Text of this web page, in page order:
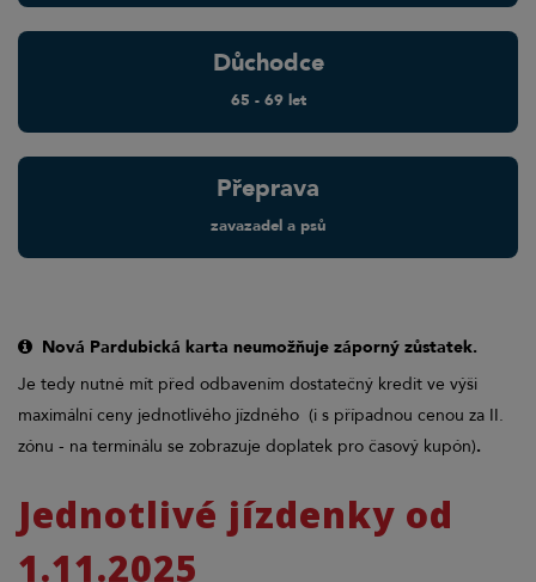
Dů­chodce
65 - 69 let
Pře­prava
zavazadel a psů
Nová Pardubická karta neumožňuje záporný zůstatek.
Je tedy nutné mít před odbavením dostatečný kredit ve výši
maximální ceny jednotlivého jízdného (i s případnou cenou za II.
zónu - na terminálu se zobrazuje doplatek pro časový kupón).
Jednotlivé jízdenky od
1.11.2025